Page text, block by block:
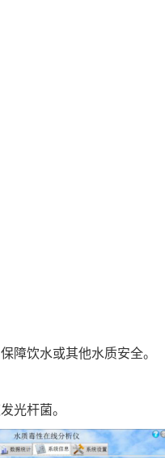
障饮水或其他水质安全。
光杆菌。